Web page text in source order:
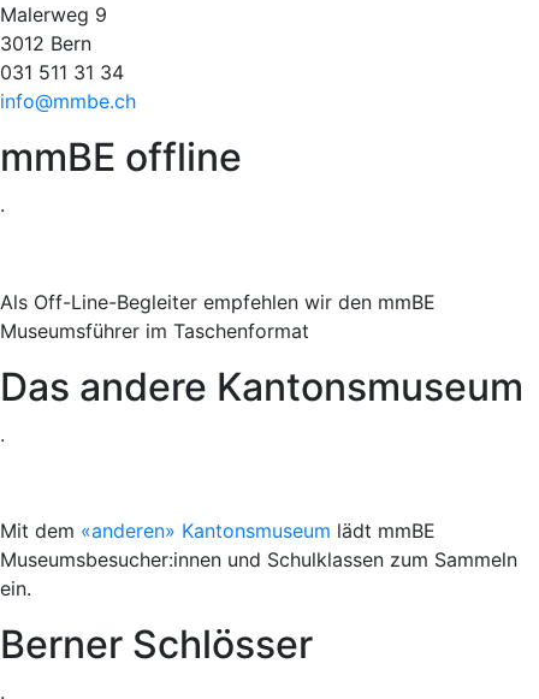
Malerweg 9
3012 Bern
031 511 31 34
info@mmbe.ch
mmBE offline
.
Als Off-Line-Begleiter empfehlen wir den mmBE
Museumsführer im Taschenformat
Das andere Kantonsmuseum
.
Mit dem «anderen» Kantonsmuseum lädt mmBE
Museumsbesucher:innen und Schulklassen zum Sammeln
ein.
Berner Schlösser
.